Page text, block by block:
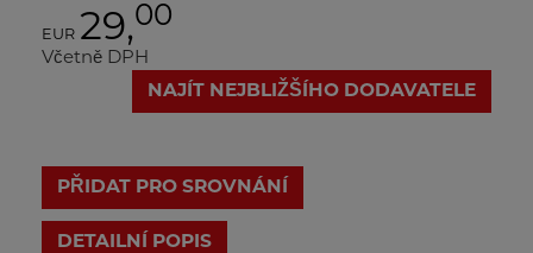
EUR 29,00
Včetně DPH
NAJÍT NEJBLIŽŠÍHO DODAVATELE
PŘIDAT PRO SROVNÁNÍ
DETAILNÍ POPIS